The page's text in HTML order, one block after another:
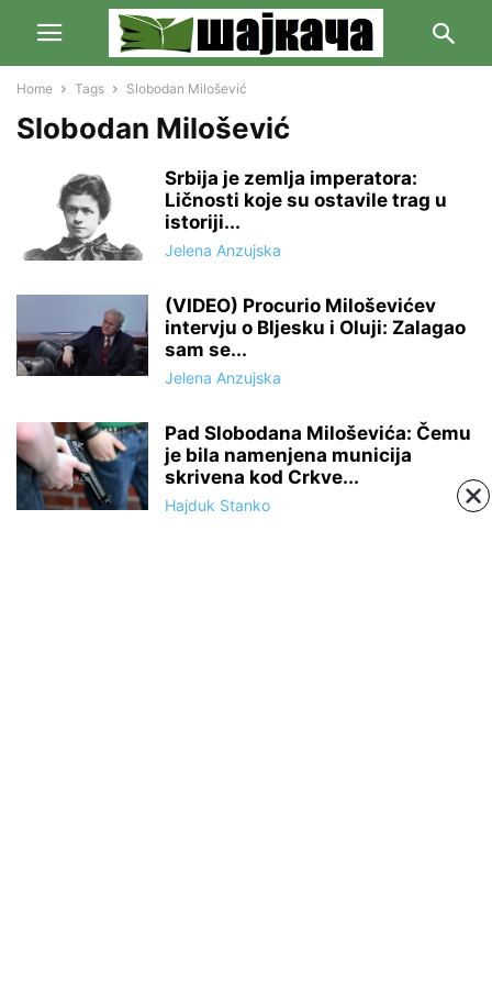
Home Tags Slobodan Milošević
Slobodan Milošević
Srbija je zemlja imperatora:
Ličnosti koje su ostavile trag u
istoriji...
Jelena Anzujska
(VIDEO) Procurio Miloševićev
intervju o Bljesku i Oluji: Zalagao
sam se...
Jelena Anzujska
Pad Slobodana Miloševića: Čemu
je bila namenjena municija
skrivena kod Crkve...
Hajduk Stanko